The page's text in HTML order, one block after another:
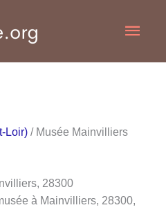
Loir) / Musée Mainvilliers
28300
à Mainvilliers, 28300,